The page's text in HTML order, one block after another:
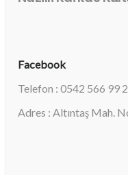
Facebook
Telefon : 0542 566 99
Adres : Altıntaş Mah.